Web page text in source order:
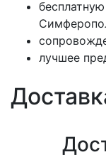
лучшее